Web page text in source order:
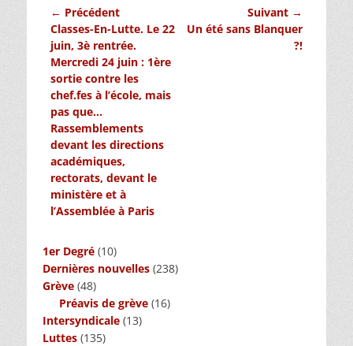
Navigation
de
l’article
← Précédent
Article
précédent :
Classes-En-Lutte. Le 22
juin, 3è rentrée.
Mercredi 24 juin : 1ère
sortie contre les
chef.fes à l’école, mais
pas que…
Rassemblements
devant les directions
académiques,
rectorats, devant le
ministère et à
l’Assemblée à Paris
Suivant →
Article
Un été sans Blanquer
?!
1er Degré (10)
Dernières nouvelles (238)
Grève (48)
Préavis de grève (16)
Intersyndicale (13)
Luttes (135)